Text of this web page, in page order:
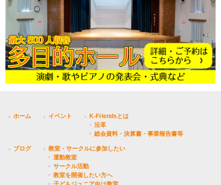
ホーム イベント
K-Friendsとは
沿革
総会資料・決算書・事業報告書等
ブログ
教室・サークルに参加したい
運動教室
サークル活動
教室を開催したい方へ